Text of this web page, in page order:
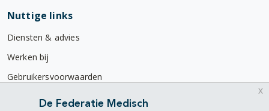
Nuttige links
Diensten & advies
Werken bij
Gebruikersvoorwaarden
Privacyverklaring
De Federatie Medisch
x